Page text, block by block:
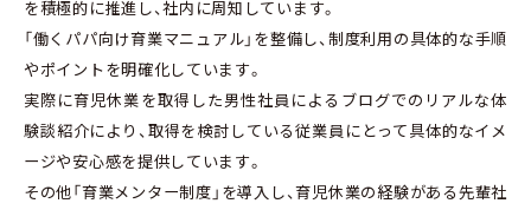
を積極的に推進し、社内に周知しています。
「働くパパ向け育業マニュアル」を整備し、制度利用の具体的な手順
やポイントを明確化しています。
実際に育児休業を取得した男性社員によるブログでのリアルな体
験談紹介により、取得を検討している従業員にとって具体的なイメ
ージや安心感を提供しています。
その他「育業メンター制度」を導入し、育児休業の経験がある先輩社